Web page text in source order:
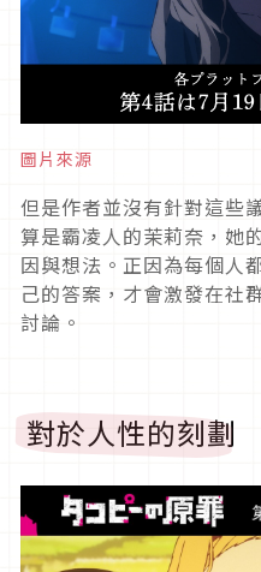
圖片來源
但是作者並沒有針對這些
算是霸凌人的茉莉奈，她
因與想法。正因為每個人
己的答案，才會激發在社
討論。
對於人性的刻劃